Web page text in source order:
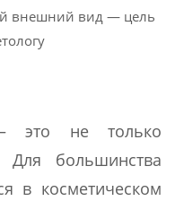
внешний вид — цель
это не только
большинства
в косметическом